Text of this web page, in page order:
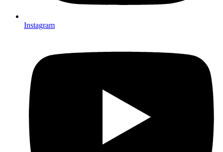
Instagram